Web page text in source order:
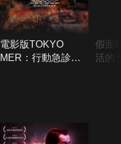
電影版TOKYO
MER：行動急診室
假面
活的